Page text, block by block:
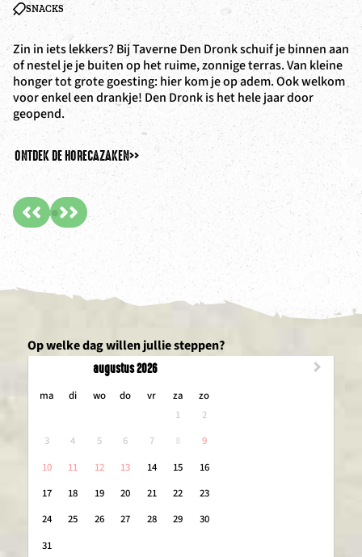
Zin in iets lekkers? Bij Taverne Den Dronk schuif je binnen aan
of nestel je je buiten op het ruime, zonnige terras. Van kleine
honger tot grote goesting: hier kom je op adem. Ook welkom
voor enkel een drankje! Den Dronk is het hele jaar door
geopend.
SNACKS
ONTDEK DE HORECAZAKEN>>
Op welke dag willen jullie steppen?
augustus 2026
maandag
ma dinsdag
di woensdag
wo donderdag
do vrijdag
vr zaterdag
za zondag
zo
1
2
3
4 5 6 7 8
9
10
11 12 13 14 15
16
17
18 19 20 21 22
23
24
25 26 27 28 29
30
31